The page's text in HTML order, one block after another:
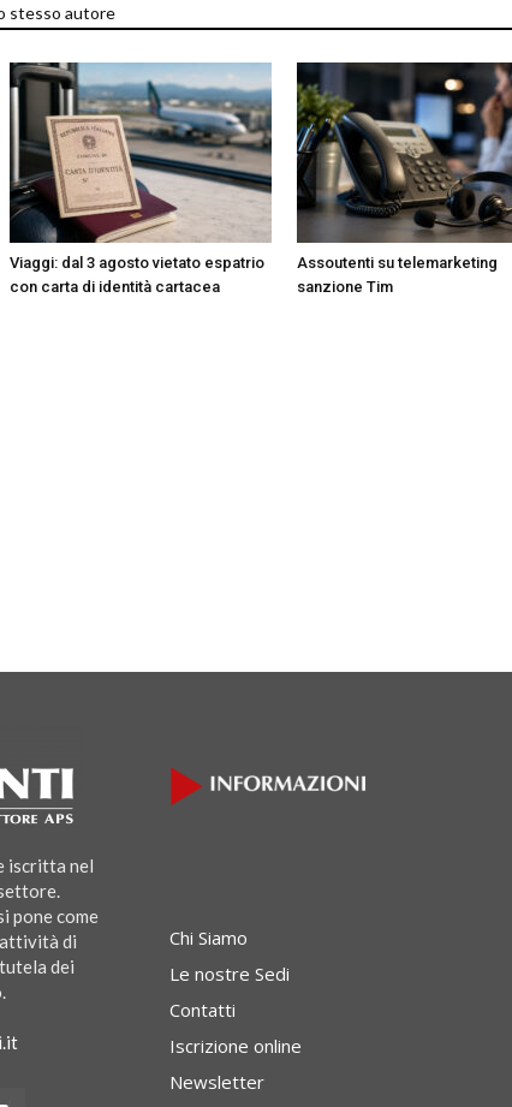
stesso autore
Viaggi: dal 3 agosto vietato espatrio
con carta di identità cartacea
Assoutenti su telemarketing
sanzione Tim
iscritta nel
pone come
di
dei
Chi Siamo
Le nostre Sedi
Contatti
Iscrizione online
Newsletter